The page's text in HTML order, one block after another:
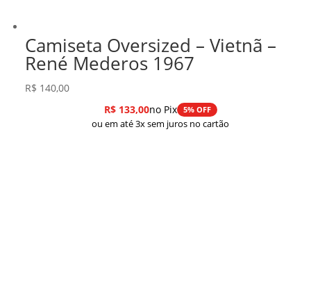
Camiseta Oversized – Vietnã –
René Mederos 1967
R$ 140,00
R$133,00no Pix 5% OFF
ou em até 3x sem juros no cartão